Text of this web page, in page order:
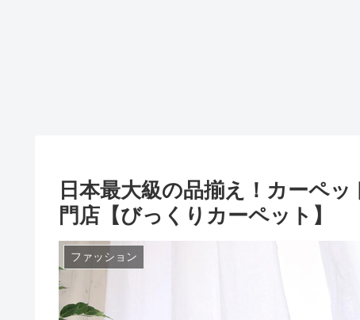
日本最大級の品揃え！カーペ
門店【びっくりカーペット】
ファッション